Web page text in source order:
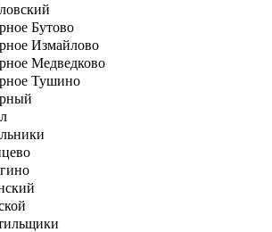
Бутово
Измайлово
Медведково
Тушино